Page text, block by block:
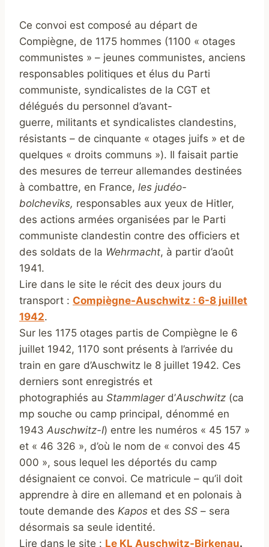
Ce convoi est composé au départ de
Compiègne, de 1175 hommes (1100 « otages
communistes » – jeunes communistes, anciens
responsables politiques et élus du Parti
communiste, syndicalistes de la CGT et
délégués du personnel d’avant-
guerre, militants et syndicalistes clandestins,
résistants – de cinquante « otages juifs » et de
quelques « droits communs »). Il faisait partie
des mesures de terreur allemandes destinées
à combattre, en France, les judéo-
bolcheviks, responsables aux yeux de Hitler,
des actions armées organisées par le Parti
communiste clandestin contre des officiers et
des soldats de la Wehrmacht, à partir d’août
1941.
Lire dans le site le récit des deux jours du
transport : Compiègne-Auschwitz : 6-8 juillet
1942.
Sur les 1175 otages partis de Compiègne le 6
juillet 1942, 1170 sont présents à l’arrivée du
train en gare d’Auschwitz le 8 juillet 1942. Ces
derniers sont enregistrés et
photographiés au Stammlagerd’Auschwitz (ca
mp souche ou camp principal, dénommé en
1943 Auschwitz-I) entre les numéros « 45 157 »
et « 46 326 », d’où le nom de « convoi des 45
000 », sous lequel les déportés du camp
désignaient ce convoi. Ce matricule – qu’il doit
apprendre à dire en allemand et en polonais à
toute demande des Kapos et des SS – sera
désormais sa seule identité.
Lire dans le site : Le KL Auschwitz-Birkenau.